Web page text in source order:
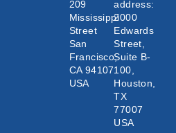
209
Mississippi
Street
San
Francisco,
CA 94107
USA
address:
2000
Edwards
Street,
Suite B-
100,
Houston,
TX
77007
USA